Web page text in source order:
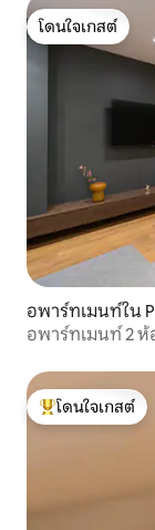
โดนใจเกสต์
โดนใจเกสต์
อพาร์ทเมนท์ใน
อพาร์ทเมนท์ 2 ห้
โดนใจเกสต์ที่สุด
โดนใจเกสต์